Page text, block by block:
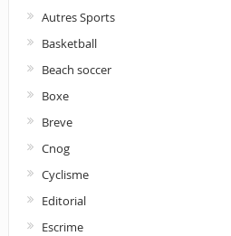
Autres Sports
Basketball
Beach soccer
Boxe
Breve
Cnog
Cyclisme
Editorial
Escrime